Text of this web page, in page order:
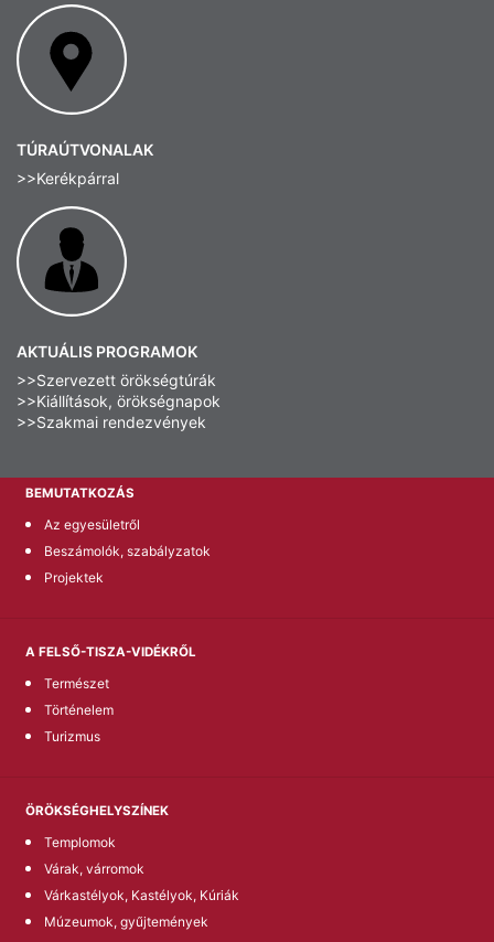
TÚRAÚTVONALAK
>>Kerékpárral
AKTUÁLIS PROGRAMOK
>>Szervezett örökségtúrák
>>Kiállítások, örökségnapok
>>Szakmai rendezvények
BEMUTATKOZÁS
Az egyesületről
Beszámolók, szabályzatok
Projektek
A FELSŐ-TISZA-VIDÉKRŐL
Természet
Történelem
Turizmus
ÖRÖKSÉGHELYSZÍNEK
Templomok
Várak, várromok
Várkastélyok, Kastélyok, Kúriák
Múzeumok, gyűjtemények